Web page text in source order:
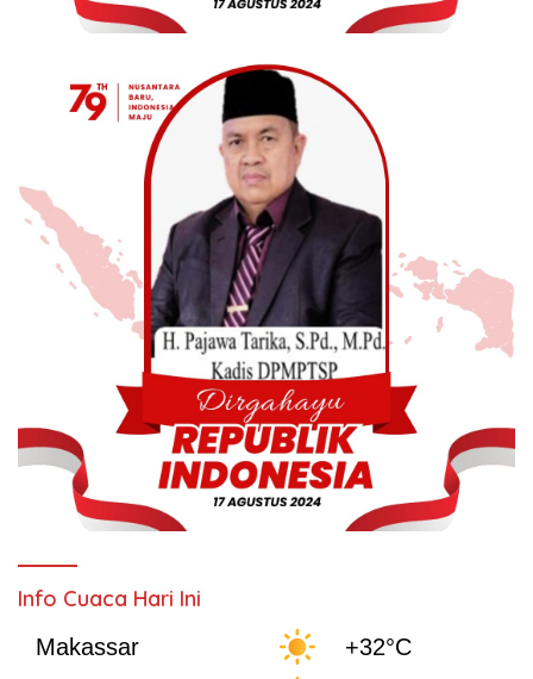
Info Cuaca Hari Ini
Makassar
+32°C